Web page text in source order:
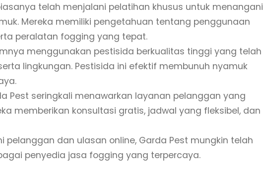
telah menjalani pelatihan khusus untuk menangani
Mereka memiliki pengetahuan tentang penggunaan
peralatan fogging yang tepat.
menggunakan pestisida berkualitas tinggi yang telah
lingkungan. Pestisida ini efektif membunuh nyamuk
Pest seringkali menawarkan layanan pelanggan yang
memberikan konsultasi gratis, jadwal yang fleksibel, dan
pelanggan dan ulasan online, Garda Pest mungkin telah
penyedia jasa fogging yang terpercaya.